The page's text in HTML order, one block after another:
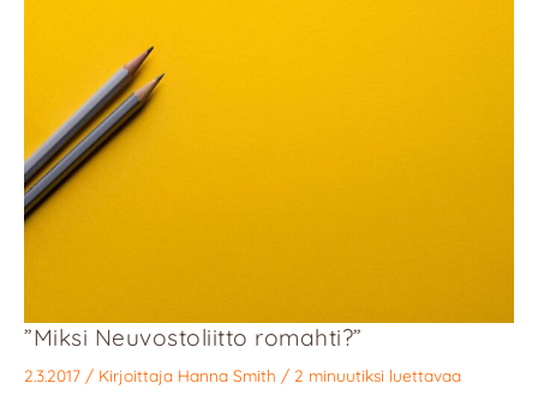
”Miksi Neuvostoliitto romahti?”
2.3.2017 / Kirjoittaja Hanna Smith / 2 minuutiksi luettavaa